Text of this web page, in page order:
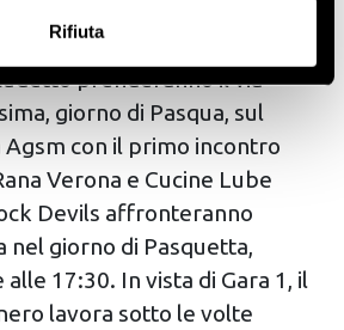
sulla tua posizione
tuo dispositivo, scansionandolo
ricerca di caratteristiche specifiche
nellasezione dettagli
tuo consenso in qualsiasi momento
cookie.
Rifiuta
prenderanno il via
giorno di Pasqua, sul
Agsm con il primo incontro
Verona e Cucine Lube
Devils affronteranno
nel giorno di Pasquetta,
17:30. In vista di Gara 1, il
lavora sotto le volte